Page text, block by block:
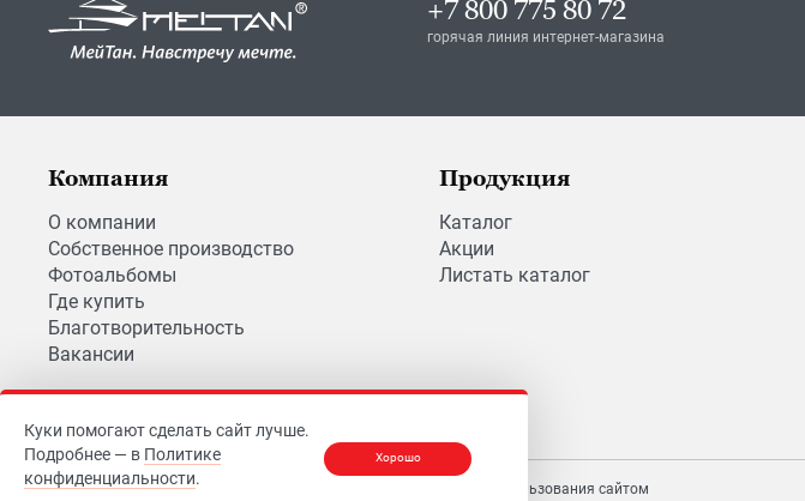
+7 800 775 80 72
горячая линия интернет-магазина
Компания
О компании
Собственное производство
Фотоальбомы
Где купить
Благотворительность
Вакансии
Продукция
Каталог
Акции
Листать каталог
© 2026МЕЙТАН Правила пользования сайтом
Куки помогают сделать сайт лучше.
Подробнее — в Политике
конфиденциальности.
Хорошо